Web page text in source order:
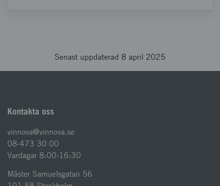
Senast uppdaterad 8 april 2025
Kontakta oss
vinnova@vinnova.se
08-473 30 00
Vardagar 8:00-16:30
Mäster Samuelsgatan 56